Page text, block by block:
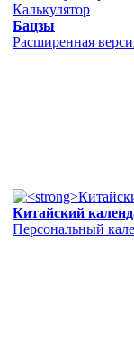
Калькулятор
Бацзы
Расширенная
Китайский
Персональный